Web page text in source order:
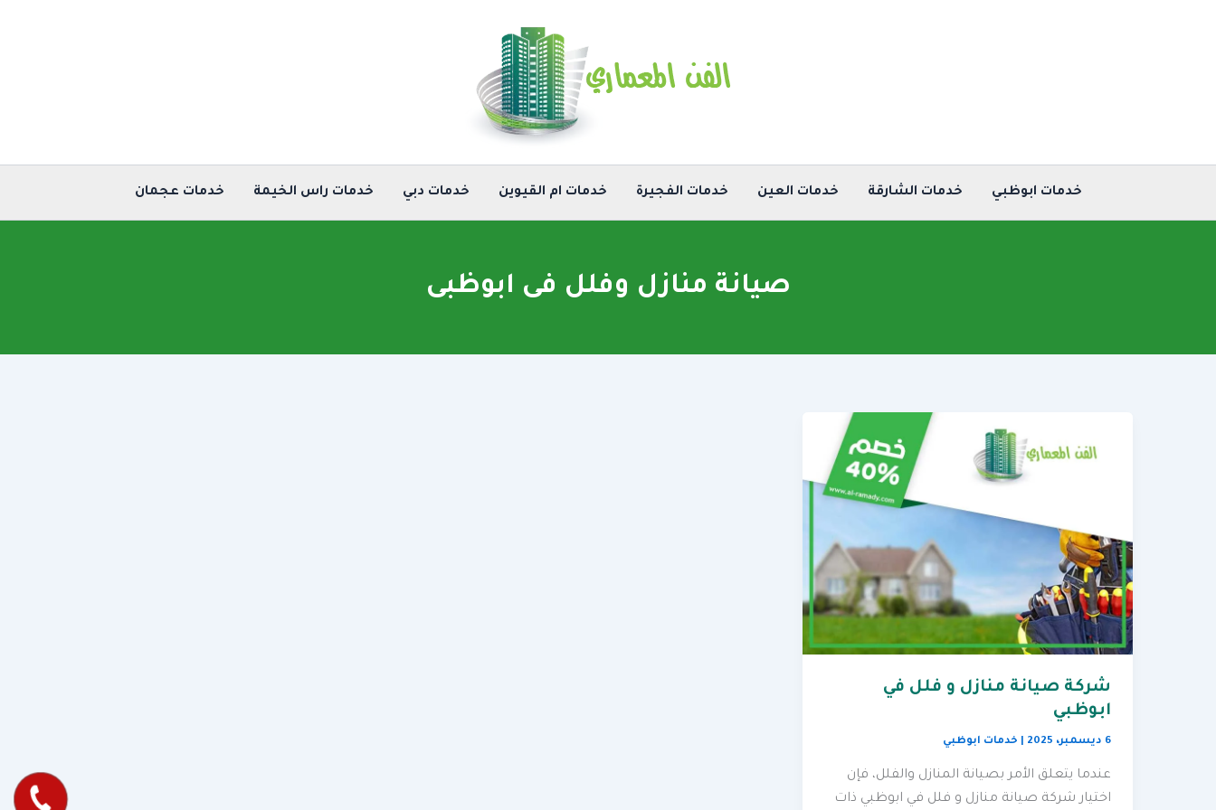
خدمات ابوظبي خدمات الشارقة خدمات العين خدمات الفجيرة خدمات ام القيوين خدمات دبي خدمات راس الخيمة خدمات عجمان
صيانة منازل وفلل فى ابوظبى
شركة صيانة منازل و فلل في
ابوظبي
6 ديسمبر، 2025 خدمات ابوظبي
عندما يتعلق الأمر بصيانة المنازل والفلل، فإن
اختيار شركة صيانة منازل و فلل في ابوظبي ذات